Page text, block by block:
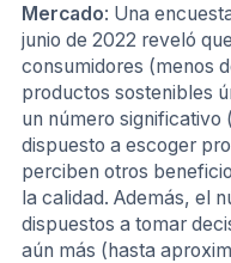
Mercado: Una
junio de 2022 reveló
consumidores (menos
productos sostenibles
un número
dispuesto a escoger
perciben otros
la calidad. Además, el
dispuestos a tomar
aún más (hasta